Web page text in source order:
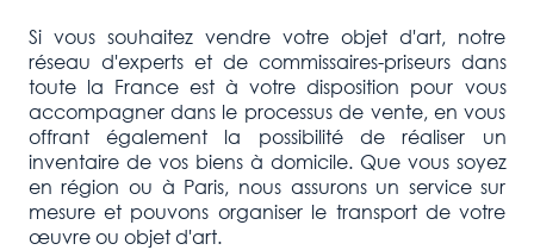
Si vous souhaitez vendre votre objet d'art, notre
réseau d'experts et de commissaires-priseurs dans
toute la France est à votre disposition pour vous
accompagner dans le processus de vente, en vous
offrant également la possibilité de réaliser un
inventaire de vos biens à domicile. Que vous soyez
en région ou à Paris, nous assurons un service sur
mesure et pouvons organiser le transport de votre
œuvre ou objet d'art.